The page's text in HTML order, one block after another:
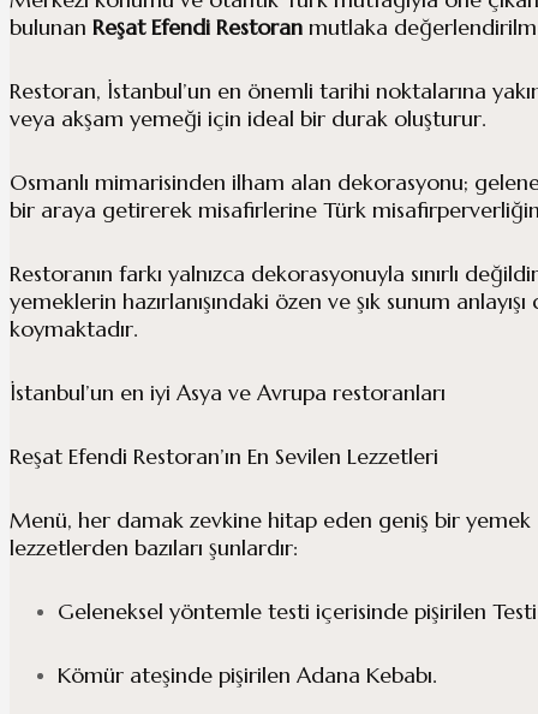
bulunan Reşat Efendi Restoran mutlaka
Restoran, İstanbul’un en önemli tarihi noktalarına
veya akşam yemeği için ideal bir durak oluşturur.
Osmanlı mimarisinden ilham alan dekorasyonu;
bir araya getirerek misafirlerine Türk
Restoranın farkı yalnızca dekorasyonuyla sınırlı
yemeklerin hazırlanışındaki özen ve şık sunum
koymaktadır.
İstanbul’un en iyi Asya ve Avrupa restoranları
Reşat Efendi Restoran’ın En Sevilen Lezzetleri
Menü, her damak zevkine hitap eden geniş bir yemek
lezzetlerden bazıları şunlardır:
Geleneksel yöntemle testi içerisinde pişirilen Testi
Kömür ateşinde pişirilen Adana Kebabı.